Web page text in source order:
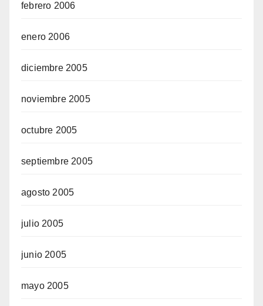
febrero 2006
enero 2006
diciembre 2005
noviembre 2005
octubre 2005
septiembre 2005
agosto 2005
julio 2005
junio 2005
mayo 2005